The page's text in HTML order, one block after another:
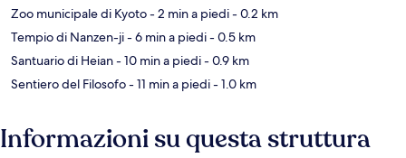
Zoo municipale di Kyoto- 2 min a piedi- 0.2 km
Tempio di Nanzen-ji- 6 min a piedi- 0.5 km
Santuario di Heian- 10 min a piedi- 0.9 km
Sentiero del Filosofo- 11 min a piedi- 1.0 km
Informazioni su questa struttura